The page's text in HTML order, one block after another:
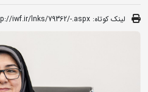
لینک کوتاه: iwf.ir/lnks/79362/-.aspx